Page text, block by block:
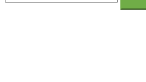
nach: